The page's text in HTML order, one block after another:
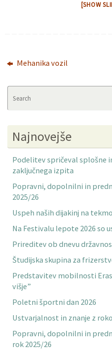
[SHOW
Mehanika vozil
Najnovejše
Podelitev spričeval splošne
zaključnega izpita
Popravni, dopolnilni in
2025/26
Uspeh naših dijakinj na
Na Festivalu lepote 2026 so
Prireditev ob dnevu
Študijska skupina za
Predstavitev mobilnosti
višje”
Poletni športni dan 2026
Ustvarjalnost in znanje z
Popravni, dopolnilni in
rok 2025/26